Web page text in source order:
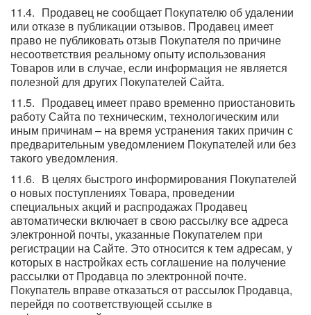
Продавец не сообщает Покупателю об удалении
или отказе в публикации отзывов. Продавец имеет
право не публиковать отзыв Покупателя по причине
несоответствия реальному опыту использования
Товаров или в случае, если информация не является
полезной для других Покупателей Сайта.
Продавец имеет право временно приостановить
работу Сайта по техническим, технологическим или
иным причинам – на время устранения таких причин с
предварительным уведомлением Покупателей или без
такого уведомления.
В целях быстрого информирования Покупателей
о новых поступлениях Товара, проведении
специальных акций и распродажах Продавец
автоматически включает в свою рассылку все адреса
электронной почты, указанные Покупателем при
регистрации на Сайте. Это относится к тем адресам, у
которых в настройках есть соглашение на получение
рассылки от Продавца по электронной почте.
Покупатель вправе отказаться от рассылок Продавца,
перейдя по соответствующей ссылке в